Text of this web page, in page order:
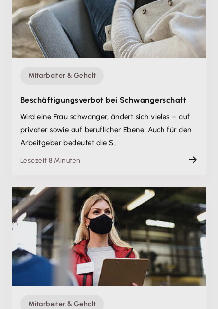
Mitarbeiter & Gehalt
Beschäftigungsverbot bei Schwangerschaft
Wird eine Frau schwanger, ändert sich vieles – auf
privater sowie auf beruflicher Ebene. Auch für den
Arbeitgeber bedeutet die S…
Lesezeit 8 Minuten
Mitarbeiter & Gehalt